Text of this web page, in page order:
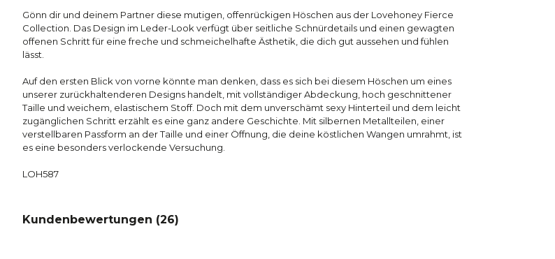
Gönn dir und deinem Partner diese mutigen, offenrückigen Höschen aus der Lovehoney Fierce
Collection. Das Design im Leder-Look verfügt über seitliche Schnürdetails und einen gewagten
offenen Schritt für eine freche und schmeichelhafte Ästhetik, die dich gut aussehen und fühlen
lässt.
Auf den ersten Blick von vorne könnte man denken, dass es sich bei diesem Höschen um eines
unserer zurückhaltenderen Designs handelt, mit vollständiger Abdeckung, hoch geschnittener
Taille und weichem, elastischem Stoff. Doch mit dem unverschämt sexy Hinterteil und dem leicht
zugänglichen Schritt erzählt es eine ganz andere Geschichte. Mit silbernen Metallteilen, einer
verstellbaren Passform an der Taille und einer Öffnung, die deine köstlichen Wangen umrahmt, ist
es eine besonders verlockende Versuchung.
LOH587
Kundenbewertungen (26)